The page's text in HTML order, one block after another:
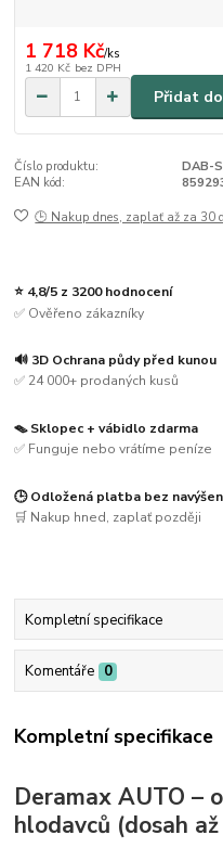
1 718 Kč/ks
1 420 Kč bez DPH
Přidat
Číslo produktu:
DAB-
EAN kód:
🕒 Nakup dnes, zaplať až za 30
⭐ 4,8/5 z 3200 hodnocení
✅ Ověřeno zákazníky
🔊 3D Ochrana půdy před kunou
✅ 24 000+ prodaných kusů
🪤 Sklopec + vábidlo zdarma
✅ Funguje nebo vrátíme peníze
🕒 Odložená platba bez
🛒 Nakup hned, zaplať později
Kompletní specifikace
Komentáře 0
Kompletní specifikace
Deramax AUTO –
hlodavců (dosah